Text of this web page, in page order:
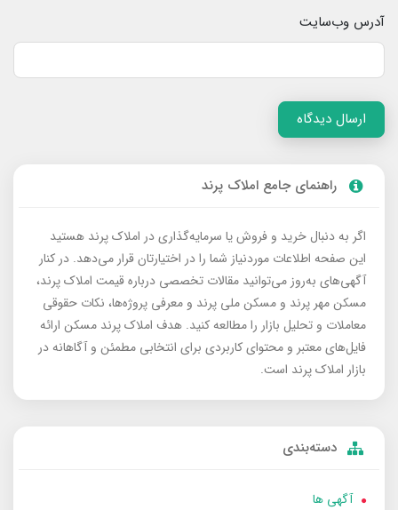
آدرس وب‌سایت
ارسال دیدگاه
راهنمای جامع املاک پرند
اگر به دنبال خرید و فروش یا سرمایه‌گذاری در املاک پرند هستید
این صفحه اطلاعات موردنیاز شما را در اختیارتان قرار می‌دهد. در کنار
آگهی‌های به‌روز می‌توانید مقالات تخصصی درباره قیمت املاک پرند،
مسکن مهر پرند و مسکن ملی پرند و معرفی پروژه‌ها، نکات حقوقی
معاملات و تحلیل بازار را مطالعه کنید. هدف املاک پرند مسکن ارائه
فایل‌های معتبر و محتوای کاربردی برای انتخابی مطمئن و آگاهانه در
بازار املاک پرند است.
دسته‌بندی
آگهی ها